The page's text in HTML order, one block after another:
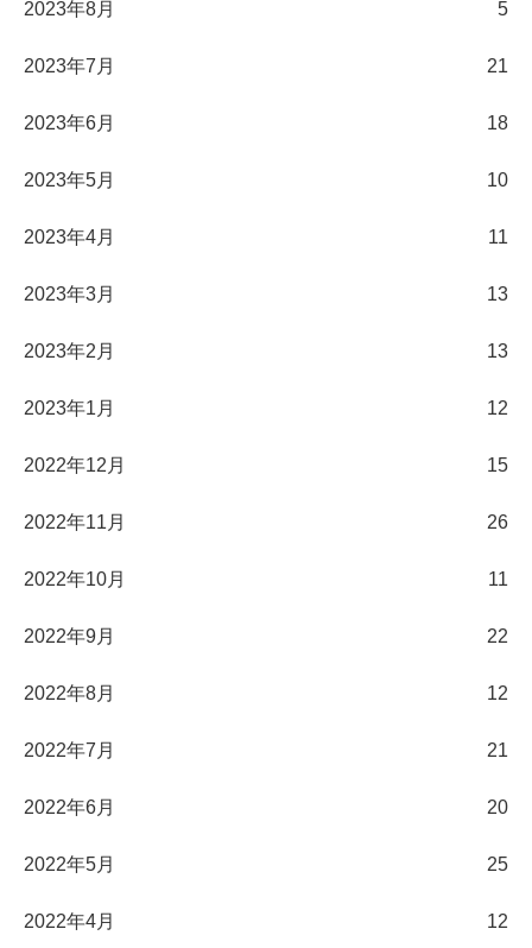
2023年8月 5
2023年7月 21
2023年6月 18
2023年5月 10
2023年4月 11
2023年3月 13
2023年2月 13
2023年1月 12
2022年12月 15
2022年11月 26
2022年10月 11
2022年9月 22
2022年8月 12
2022年7月 21
2022年6月 20
2022年5月 25
2022年4月 12